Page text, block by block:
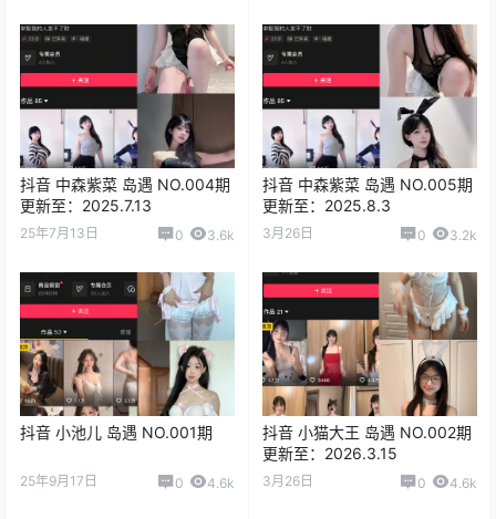
抖音 中森紫菜 岛遇 NO.004期
更新至：2025.7.13
25年7月13日 0 3.6k
抖音 中森紫菜 岛遇 NO.005期
更新至：2025.8.3
3月26日 0 3.2k
抖音 小池儿 岛遇 NO.001期
25年9月17日 0 4.6k
抖音 小猫大王 岛遇 NO.002期
更新至：2026.3.15
3月26日 0 4.6k